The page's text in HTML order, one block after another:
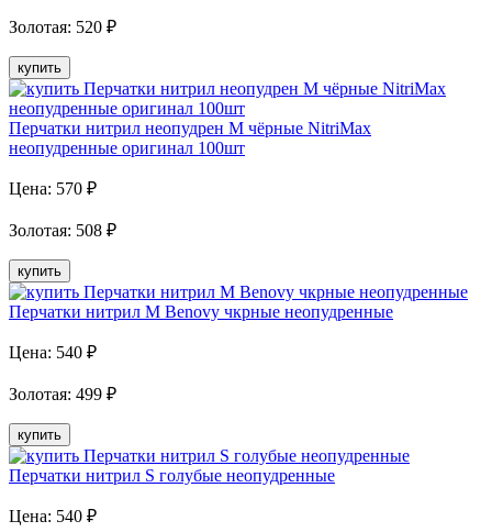
Золотая: 520 ₽
купить
Перчатки нитрил неопудрен M чёрные NitriMax
неопудренные оригинал 100шт
Цена: 570 ₽
Золотая: 508 ₽
купить
Перчатки нитрил M Benovy чкрные неопудренные
Цена: 540 ₽
Золотая: 499 ₽
купить
Перчатки нитрил S голубые неопудренные
Цена: 540 ₽